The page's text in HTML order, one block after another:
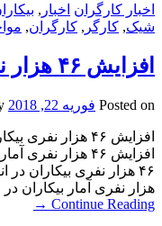
اخبار کارگران اخبار ,
شیک, کارگر , کارگران,
افزایش ۴۶ هزار نفری بیکاران در انگلیس
Posted on فوریه 22, 2018
افزایش ۴۶ هزار
افزایش ۴۶ هزار
هزار نفری آمار بیکاران در
Continue Reading
→